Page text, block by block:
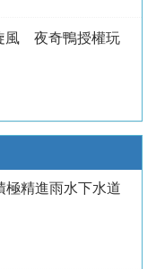
風 夜奇鴨授權玩
精進雨水下水道